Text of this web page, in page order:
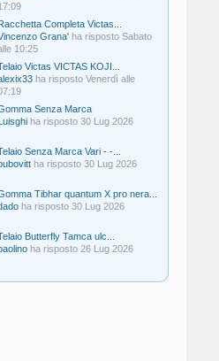
Completa Victas...
Grana' ha risposto Sabato
10:25
Victas VICTAS KOJI...
ha risposto Venerdì alle
Senza Marca
ha risposto 30 Lug 2026
Senza Marca Vari - -...
ha risposto 30 Lug 2026
Tibhar quantum X pro nera...
ha risposto 30 Lug 2026
Butterfly Tamca ulc...
ha risposto 26 Lug 2026